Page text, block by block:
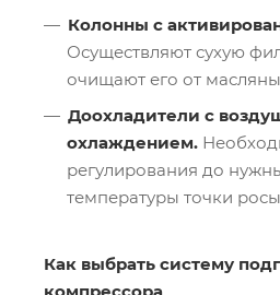
Колонны с
Осуществляют сухую
очищают его от
Доохладители с
охлаждением.
регулирования до
температуры точки
Как выбрать систему